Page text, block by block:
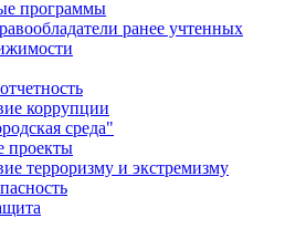
программы
ранее учтенных
коррупции
среда"
проекты
терроризму и экстремизму